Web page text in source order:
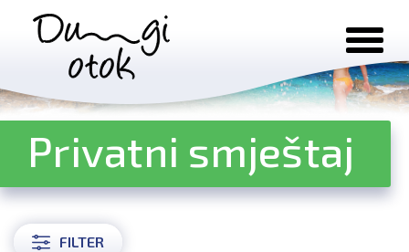
Preskoči na sadržaj
Privatni smještaj
FILTER